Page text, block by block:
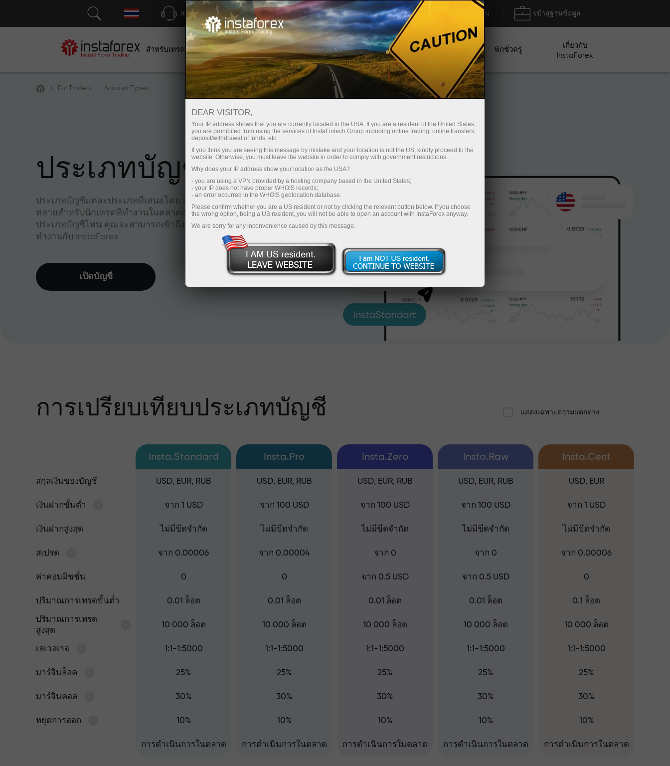
สนับสนุน เปิดบัญชีเทรดทันที แพลตฟอร์มการเทรด ฝาก/ถอน เข้าสู่ฐานข้อมูล
สำหรับเทรดเดอร์ สำหรับผู้เริ่มต้นใหม่ สำหรับนักลงทุน สำหรับหุ้นส่วน แคมเปญ พักชั่วครู่
เกี่ยวกับ
InstaForex
For Traders Account Types
ประเภทบัญชีการเทรด
ประเภทบัญชีแต่ละประเภทที่เสนอโดย InstaForex เป็นเครื่องมือที่หลาก
หลายสำหรับนักเทรดที่ทำงานในตลาดการเงินระดับนานาชาติ ไม่ว่าจะเลือก
ประเภทบัญชีไหน คุณจะสามารถเข้าถึงสัญลักษณ์การเทรดทั้งหมดที่มีเมื่อ
ทำงานกับ InstaForex
เปิดบัญชี
การเปรียบเทียบประเภทบัญชี แสดงเฉพาะความแตกต่าง
สกุลเงินของบัญชี
เงินฝากขั้นต่ำ
เงินฝากสูงสุด
สเปรด
ค่าคอมมิชชั่น
ปริมาณการเทรดขั้นต่ำ
ปริมาณการเทรด
สูงสุด
เลเวอเรจ
มาร์จินล็อค
มาร์จินคอล
หยุดการออก
Insta.Standard
USD, EUR, RUB
จาก 1 USD
ไม่มีขีดจำกัด
จาก 0.00006
0
0.01 ล็อต
10 000 ล็อต
1:1-1:5000
25%
30%
10%
การดำเนินการในตลาด
Insta.Pro
USD, EUR, RUB
จาก 100 USD
ไม่มีขีดจำกัด
จาก 0.00004
0
0.01 ล็อต
10 000 ล็อต
1:1-1:5000
25%
30%
10%
การดำเนินการในตลาด
Insta.Zero
USD, EUR, RUB
จาก 100 USD
ไม่มีขีดจำกัด
จาก 0
จาก 0.5 USD
0.01 ล็อต
10 000 ล็อต
1:1-1:5000
25%
30%
10%
การดำเนินการในตลาด
Insta.Raw
USD, EUR, RUB
จาก 100 USD
ไม่มีขีดจำกัด
จาก 0
จาก 0.5 USD
0.01 ล็อต
10 000 ล็อต
1:1-1:5000
25%
30%
10%
การดำเนินการในตลาด
Insta.Cent
USD, EUR
จาก 1 USD
ไม่มีขีดจำกัด
จาก 0.00006
0
0.1 ล็อต
10 000 ล็อต
1:1-1:5000
25%
30%
10%
การดำเนินการในตลาด
DEAR VISITOR,
Your IP address shows that you are currently located in the USA. If you are a resident of the United States,
you are prohibited from using the services of InstaFintech Group including online trading, online transfers,
deposit/withdrawal of funds, etc.
If you think you are seeing this message by mistake and your location is not the US, kindly proceed to the
website. Otherwise, you must leave the website in order to comply with government restrictions.
Why does your IP address show your location as the USA?
- you are using a VPN provided by a hosting company based in the United States;
- your IP does not have proper WHOIS records;
- an error occurred in the WHOIS geolocation database.
Please confirm whether you are a US resident or not by clicking the relevant button below. If you choose
the wrong option, being a US resident, you will not be able to open an account with InstaForex anyway.
We are sorry for any inconvenience caused by this message.